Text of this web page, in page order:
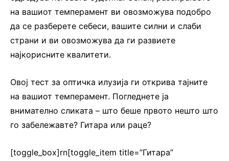
на вашиот темперамент ви овозможува подобро
да се разберете себеси, вашите силни и слаби
страни и ви овозможува да ги развиете
најкорисните квалитети.
Овој тест за оптичка илузија ги открива тајните
на вашиот темперамент. Погледнете ја
внимателно сликата – што беше првото нешто што
го забележавте? Гитара или раце?
[toggle_box]rn[toggle_item title=”Гитара”